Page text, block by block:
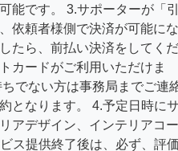
能です。 3.サポーターが「引
依頼者様側で決済が可能にな
たら、前払い決済をしてくだ
カードがご利用いただけま
でない方は事務局までご連
となります。 4.予定日時にサ
アデザイン、インテリアコー
ス提供終了後は、必ず、評価